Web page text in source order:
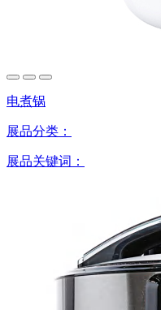
电煮锅
展品分类：
展品关键词：